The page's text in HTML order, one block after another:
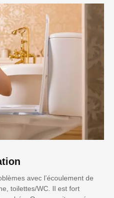
avec l’écoulement de
toilettes/WC. Il est fort